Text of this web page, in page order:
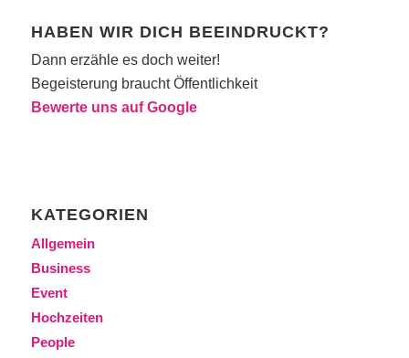
HABEN WIR DICH BEEINDRUCKT?
Dann erzähle es doch weiter!
Begeisterung braucht Öffentlichkeit
Bewerte uns auf Google
KATEGORIEN
Allgemein
Business
Event
Hochzeiten
People